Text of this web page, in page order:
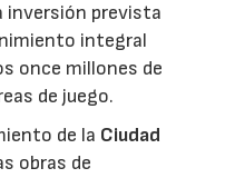
inversión prevista
integral
once millones de
de juego.
de la Ciudad
obras de